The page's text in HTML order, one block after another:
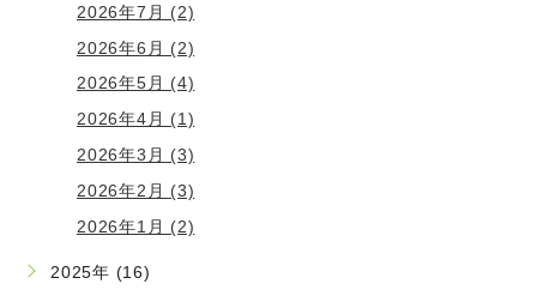
2026年7月 (2)
2026年6月 (2)
2026年5月 (4)
2026年4月 (1)
2026年3月 (3)
2026年2月 (3)
2026年1月 (2)
2025年 (16)